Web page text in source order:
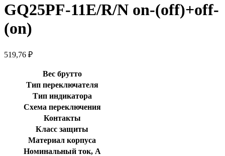
GQ25PF-11E/R/N on-(off)+off-
(on)
519,76 ₽
Вес брутто
Тип переключателя
Тип индикатора
Схема переключения
Контакты
Класс защиты
Материал корпуса
Номинальный ток, А